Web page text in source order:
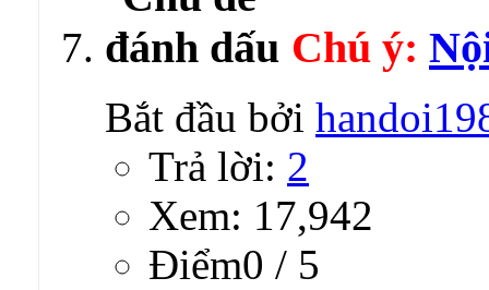
Chú ý:
Bắt đầu bởi
Trả lời: 2
Xem: 17,942
Ðiểm0 / 5